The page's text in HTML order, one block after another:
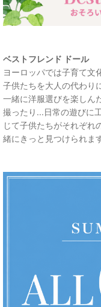
ベストフレンド ドール
ヨーロッパでは子育て文
子供たちを大人の代わり
一緒に洋服選びを楽しん
撮ったり...日常の遊びに
じて子供たちがそれぞれ
緒にきっと見つけられます